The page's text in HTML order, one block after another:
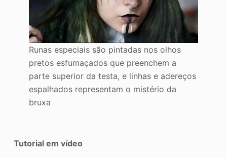
Runas especiais são pintadas nos olhos
pretos esfumaçados que preenchem a
parte superior da testa, e linhas e adereços
espalhados representam o mistério da
bruxa
Tutorial em vídeo